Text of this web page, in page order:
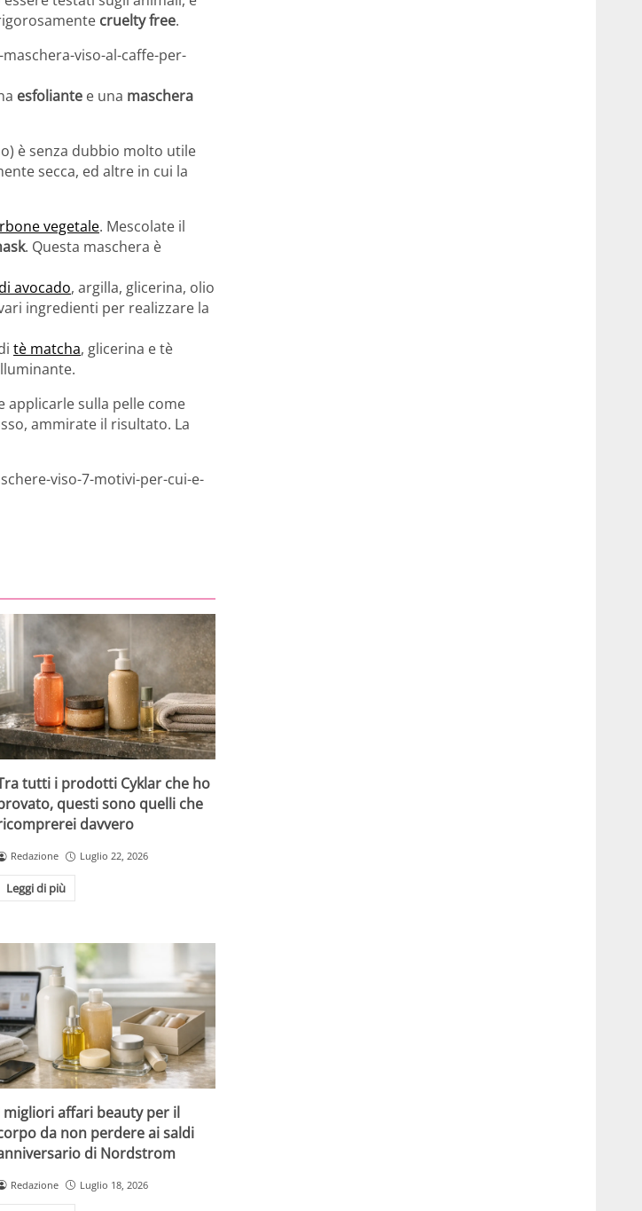
cruelty free.
viso-al-caffe-per-
esfoliante e una maschera
è senza dubbio molto utile
secca, ed altre in cui la
vegetale. Mescolate il
. Questa maschera è
avocado, argilla, glicerina, olio
ingredienti per realizzare la
tè matcha, glicerina e tè
applicarle sulla pelle come
ammirate il risultato. La
viso-7-motivi-per-cui-e-
tutti i prodotti Cyklar che ho
questi sono quelli che
davvero
Redazione Luglio 22, 2026
Leggi di più
migliori affari beauty per il
da non perdere ai saldi
di Nordstrom
Redazione Luglio 18, 2026